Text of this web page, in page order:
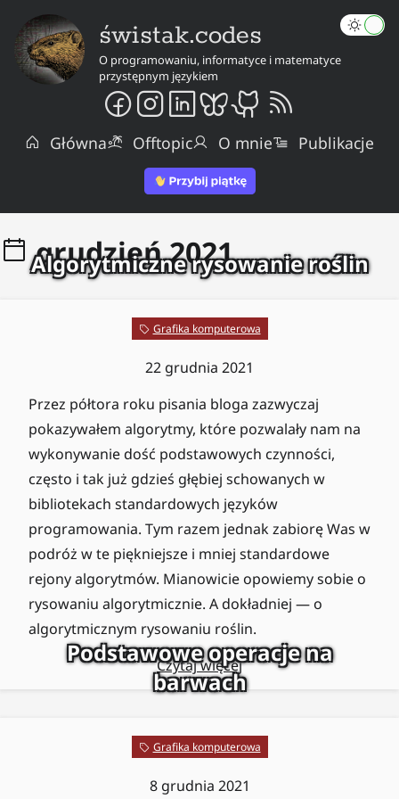
świstak.codes
O programowaniu, informatyce i matematyce
przystępnym językiem
Główna Offtopic O mnie Publikacje
grudzień 2021
Algorytmiczne rysowanie roślin
Grafika komputerowa
22 grudnia 2021
Przez półtora roku pisania bloga zazwyczaj
pokazywałem algorytmy, które pozwalały nam na
wykonywanie dość podstawowych czynności,
często i tak już gdzieś głębiej schowanych w
bibliotekach standardowych języków
programowania. Tym razem jednak zabiorę Was w
podróż w te piękniejsze i mniej standardowe
rejony algorytmów. Mianowicie opowiemy sobie o
rysowaniu algorytmicznie. A dokładniej — o
algorytmicznym rysowaniu roślin.
Czytaj więcej
Podstawowe operacje na
barwach
Grafika komputerowa
8 grudnia 2021